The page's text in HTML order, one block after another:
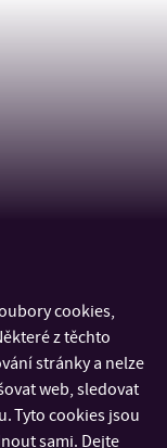
cookies,
z těchto
stránky a nelze
web, sledovat
Tyto cookies jsou
sami. Dejte